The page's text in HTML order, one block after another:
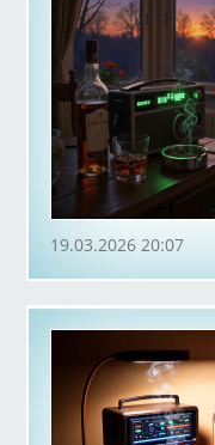
19.03.2026 20:07